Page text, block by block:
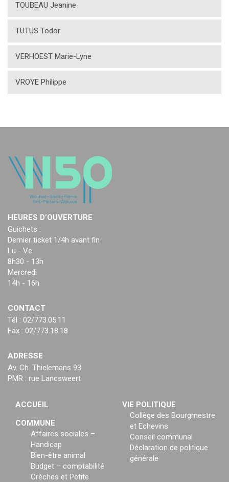
TOUBEAU Jeanine
TUTUS Todor
VERHOEST Marie-Lyne
VROYE Philippe
HEURES D’OUVERTURE
Guichets :
Dernier ticket 1/4h avant fin
Lu - Ve
8h30 - 13h
Mercredi
14h - 16h
CONTACT
Tél : 02/773.05.11
Fax : 02/773.18.18
ADRESSE
Av. Ch. Thielemans 93
PMR : rue Lancsweert
ACCUEIL
COMMUNE
Affaires sociales –
Handicap
Bien-être animal
Budget – comptabilité
Crèches et Petite
VIE POLITIQUE
Collège des Bourgmestre
et Echevins
Conseil communal
Déclaration de politique
générale